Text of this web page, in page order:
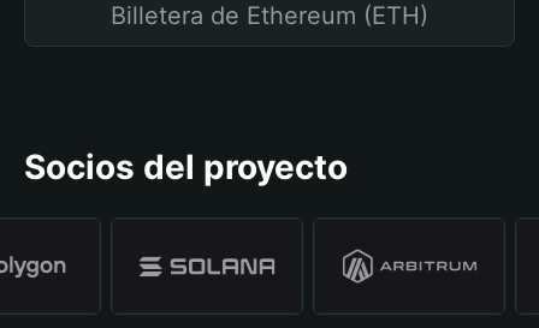
Billetera de Ethereum (ETH)
Socios del proyecto